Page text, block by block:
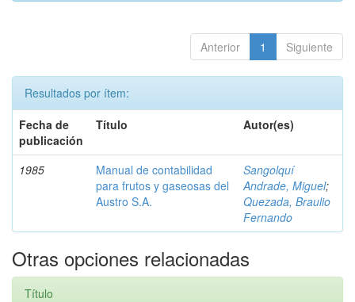
Anterior 1 Siguiente
Resultados por ítem:
Fecha de
publicación
Título Autor(es)
1985
Manual de contabilidad
para frutos y gaseosas del
Austro S.A.
Sangolquí
Andrade, Miguel;
Quezada, Braulio
Fernando
Otras opciones relacionadas
Título